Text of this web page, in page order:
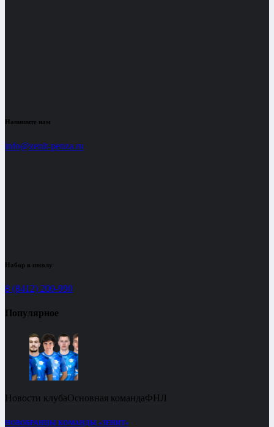
Напишите нам
info@zenit-penza.ru
Набор в школу
8 (8412) 200-990
Популярное
Новости клубаОсновная командаФНЛ
НОВОБРАНЦЫ КОМАНДЫ «ЗЕНИТ»